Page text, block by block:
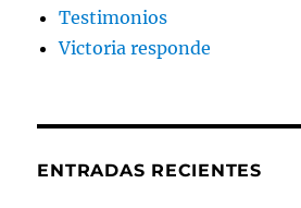
Testimonios
Victoria responde
ENTRADAS RECIENTES